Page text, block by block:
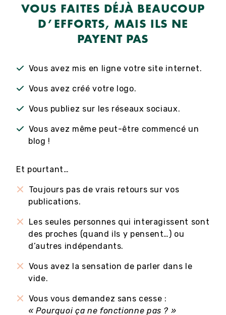
VOUS FAITES DÉJÀ BEAUCOUP
D’EFFORTS, MAIS ILS NE
PAYENT PAS
Vous avez mis en ligne votre site internet.
Vous avez créé votre logo.
Vous publiez sur les réseaux sociaux.
Vous avez même peut-être commencé un
blog !
Et pourtant…
Toujours pas de vrais retours sur vos
publications.
Les seules personnes qui interagissent sont
des proches (quand ils y pensent…) ou
d’autres indépendants.
Vous avez la sensation de parler dans le
vide.
Vous vous demandez sans cesse :
« Pourquoi ça ne fonctionne pas ? »